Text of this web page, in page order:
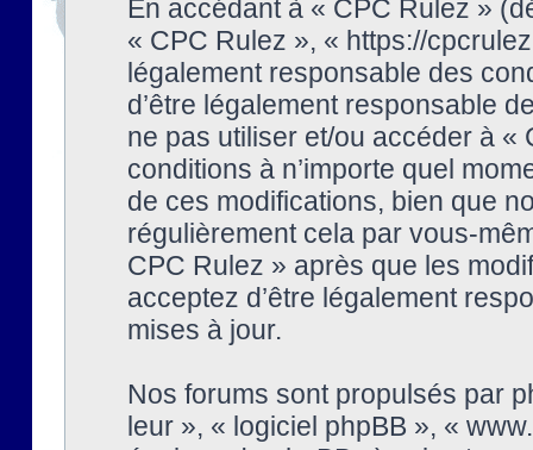
En accédant à « CPC Rulez »
« CPC Rulez », « https://
légalement responsable des
d’être légalement responsable
ne pas utiliser et/ou accéder à
conditions à n’importe quel
de ces modifications, bien que
régulièrement cela par vous-
CPC Rulez » après que les
acceptez d’être légalement
mises à jour.
Nos forums sont propulsés par
leur », « logiciel phpBB », «